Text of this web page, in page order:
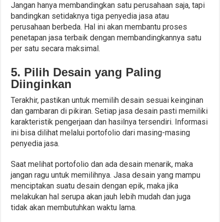
Jangan hanya membandingkan satu perusahaan saja, tapi
bandingkan setidaknya tiga penyedia jasa atau
perusahaan berbeda. Hal ini akan membantu proses
penetapan jasa terbaik dengan membandingkannya satu
per satu secara maksimal.
5. Pilih Desain yang Paling
Diinginkan
Terakhir, pastikan untuk memilih desain sesuai keinginan
dan gambaran di pikiran. Setiap jasa desain pasti memiliki
karakteristik pengerjaan dan hasilnya tersendiri. Informasi
ini bisa dilihat melalui portofolio dari masing-masing
penyedia jasa.
Saat melihat portofolio dan ada desain menarik, maka
jangan ragu untuk memilihnya. Jasa desain yang mampu
menciptakan suatu desain dengan epik, maka jika
melakukan hal serupa akan jauh lebih mudah dan juga
tidak akan membutuhkan waktu lama.